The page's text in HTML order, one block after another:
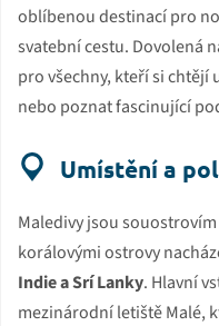
oblíbenou destinací pro
svatební cestu. Dovolená
pro všechny, kteří si chtějí
nebo poznat fascinující
Umístění a
Maledivy jsou
korálovými ostrovy
Indie a Srí Lanky. Hlavní
mezinárodní letiště Malé,